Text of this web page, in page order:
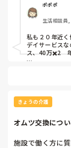
ケアマネ兼務で
万近くダウンし
ス残業
④老健
ケアマネ業務な
んが、年収530万
ポポポ
生活相談員
私も２０年近く
デイサービス
ス、40万✖️2　
きょうの介護
オムツ交換につ
施設で働く方に